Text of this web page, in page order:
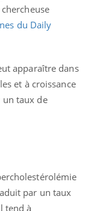
du Daily
apparaître dans
et à croissance
taux de
par un taux
tend à